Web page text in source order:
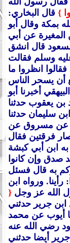
} قال البخاري:
بمكة وقال أبو
المغيرة عن أبي
قال انشق
وسلم فقالت
انظروا ما
أن يسحر الناس
أخبرنا أبو
بن يعقوب حدثنا
سليمان حدثنا
عن مسروق عن
فرقتين فقال
ابن أبي كبشة
صدق وإن كانوا
به قال فسئل
ورواه ابن
الله عز وجل {
ابن جرير حدثني
أيوب عن محمد
رضي الله عنه
أيضا حدثني